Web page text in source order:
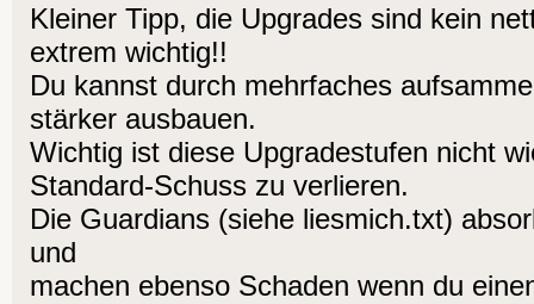
Kleiner Tipp, die Upgrades sind kein
extrem wichtig!!
Du kannst durch mehrfaches
stärker ausbauen.
Wichtig ist diese Upgradestufen nicht
Standard-Schuss zu verlieren.
Die Guardians (siehe liesmich.txt)
und
machen ebenso Schaden wenn du